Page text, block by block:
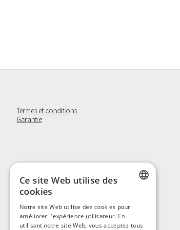
Termes et conditions
Garantie
FRENCH
Ce site Web utilise des
cookies
Notre site Web utilise des cookies pour
améliorer l'expérience utilisateur. En
utilisant notre site Web, vous acceptez tous